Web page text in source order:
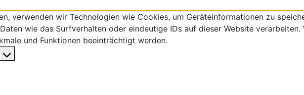
verwenden wir Technologien wie Cookies, um Geräteinformationen zu
wie das Surfverhalten oder eindeutige IDs auf dieser Website
und Funktionen beeinträchtigt werden.